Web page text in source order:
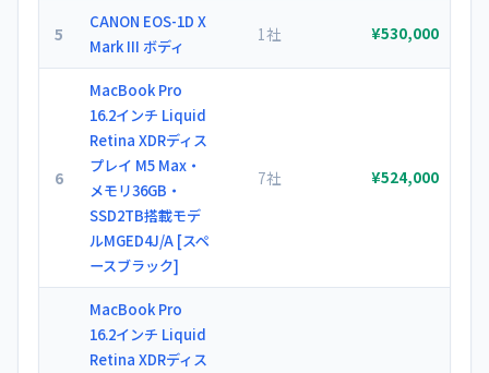
5
CANON EOS-1D X
Mark III ボディ
1社 ¥530,000
6
MacBook Pro
16.2インチ Liquid
Retina XDRディス
プレイ M5 Max・
メモリ36GB・
SSD2TB搭載モデ
ルMGED4J/A [スペ
ースブラック]
7社 ¥524,000
MacBook Pro
16.2インチ Liquid
Retina XDRディス